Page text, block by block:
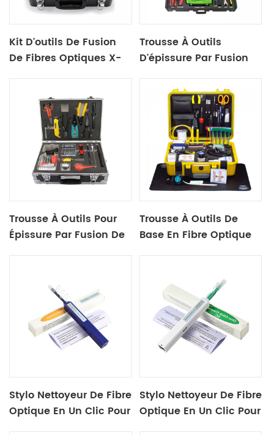
Kit D'outils De Fusion
De Fibres Optiques X-
Trousse À Outils
D'épissure Par Fusion
Trousse À Outils Pour
Épissure Par Fusion De
Trousse À Outils De
Base En Fibre Optique
Stylo Nettoyeur De Fibre
Optique En Un Clic Pour
Stylo Nettoyeur De Fibre
Optique En Un Clic Pour